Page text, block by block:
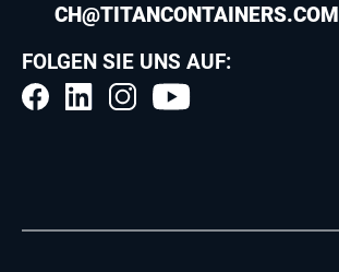
CH@TITANCONTAINERS.COM
FOLGEN SIE UNS AUF: